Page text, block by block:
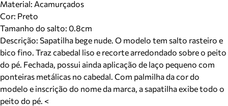
Material: Acamurçados
Cor: Preto
Tamanho do salto: 0.8cm
Descrição: Sapatilha bege nude. O modelo tem salto rasteiro e
bico fino. Traz cabedal liso e recorte arredondado sobre o peito
do pé. Fechada, possui ainda aplicação de laço pequeno com
ponteiras metálicas no cabedal. Com palmilha da cor do
modelo e inscrição do nome da marca, a sapatilha exibe todo o
peito do pé. <